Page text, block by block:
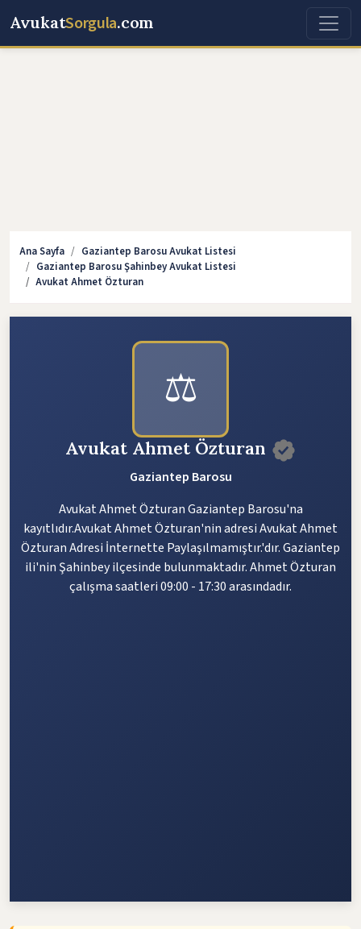
AvukatSorgula.com
Ana Sayfa
Gaziantep Barosu Avukat Listesi
Gaziantep Barosu Şahinbey Avukat Listesi
Avukat Ahmet Özturan
⚖️
Avukat Ahmet Özturan
Gaziantep Barosu
Avukat Ahmet Özturan Gaziantep Barosu'na
kayıtlıdır.Avukat Ahmet Özturan'nin adresi Avukat Ahmet
Özturan Adresi İnternette Paylaşılmamıştır.'dır. Gaziantep
ili'nin Şahinbey ilçesinde bulunmaktadır. Ahmet Özturan
çalışma saatleri 09:00 - 17:30 arasındadır.